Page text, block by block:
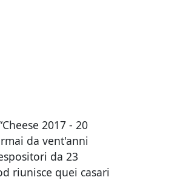
2017 - 20
da vent'anni
da 23
riunisce quei casari